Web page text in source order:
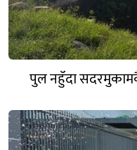
पुल नहुँदा